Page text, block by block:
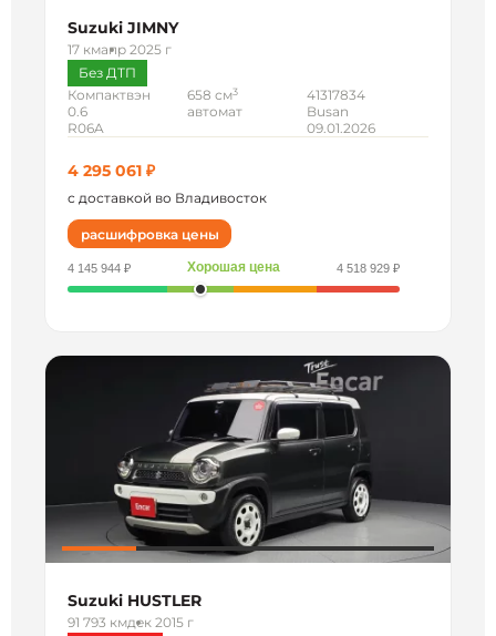
Suzuki JIMNY
17 кмапр 2025 г
Без ДТП
Компактвэн
0.6
R06A
658 см3
автомат
41317834
Busan
09.01.2026
4 295 061 ₽
с доставкой во Владивосток
расшифровка цены
4 145 944 ₽ Хорошая цена 4 518 929 ₽
Suzuki HUSTLER
91 793 кмдек 2015 г